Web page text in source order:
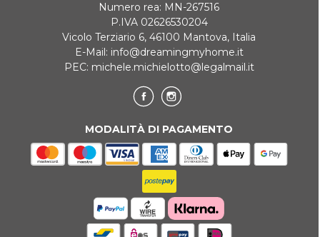
Numero rea: MN-267516
P.IVA 02626530204
Vicolo Terziario 6, 46100 Mantova, Italia
E-Mail: info@dreamingmyhome.it
PEC: michele.michielotto@legalmail.it
MODALITÀ DI PAGAMENTO